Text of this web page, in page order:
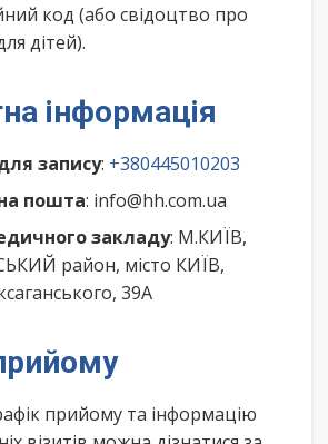
код (або свідоцтво про
дітей).
інформація
запису: +380445010203
пошта: info@hh.com.ua
закладу: М.КИЇВ,
район, місто КИЇВ,
39А
прийому та інформацію